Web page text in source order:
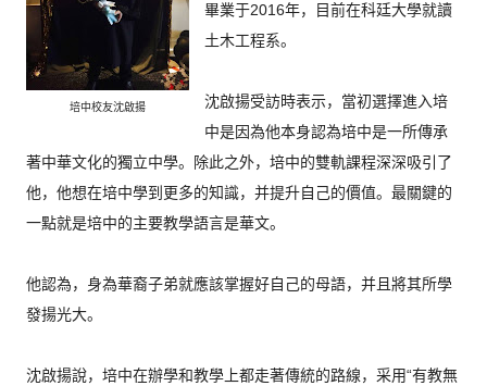
培中校友沈啟揚
畢業于2016年，
目前在科廷大學就讀
土木工程系。
沈啟揚受訪時表示， 當初選擇進入培
中是因為他本身認為培中是一所傳承
著中華文化的獨立中學。除此之外，培中的雙軌課程深深吸引了
他， 他想在培中學到更多的知識，并提升自己的價值。 最關鍵的
一點就是培中的主要教學語言是華文。
他認為，身為華裔子弟就應該掌握好自己的母語， 并且將其所學
發揚光大。
沈啟揚說，培中在辦學和教學上都走著傳統的路線，采用“有教無